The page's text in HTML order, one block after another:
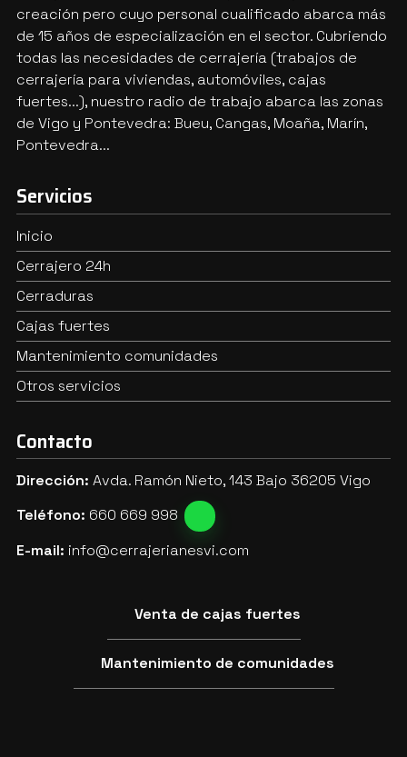
creación pero cuyo personal cualificado abarca más
de 15 años de especialización en el sector. Cubriendo
todas las necesidades de cerrajería (trabajos de
cerrajería para viviendas, automóviles, cajas
fuertes...), nuestro radio de trabajo abarca las zonas
de Vigo y Pontevedra: Bueu, Cangas, Moaña, Marín,
Pontevedra...
Servicios
Inicio
Cerrajero 24h
Cerraduras
Cajas fuertes
Mantenimiento comunidades
Otros servicios
Contacto
Dirección: Avda. Ramón Nieto, 143 Bajo 36205 Vigo
Teléfono: 660 669 998
E-mail: info@cerrajerianesvi.com
Venta de cajas fuertes
Mantenimiento de comunidades